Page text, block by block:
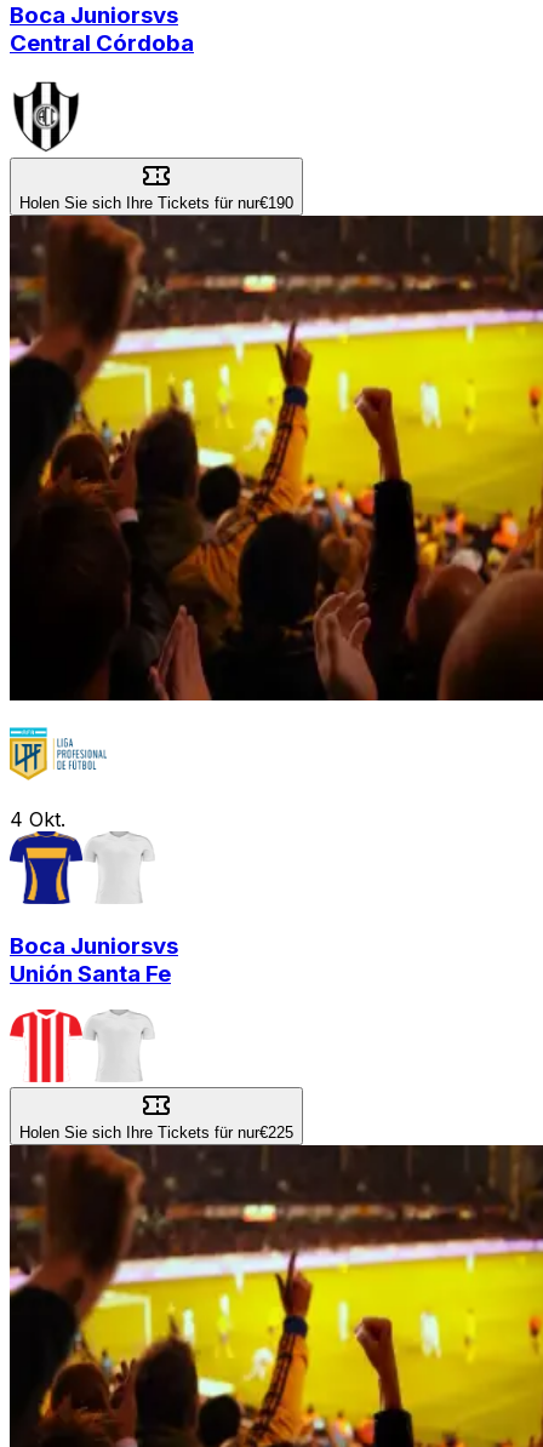
Boca Juniorsvs
Central Córdoba
Holen Sie sich Ihre Tickets für nur€190
4 Okt.
Boca Juniorsvs
Unión Santa Fe
Holen Sie sich Ihre Tickets für nur€225